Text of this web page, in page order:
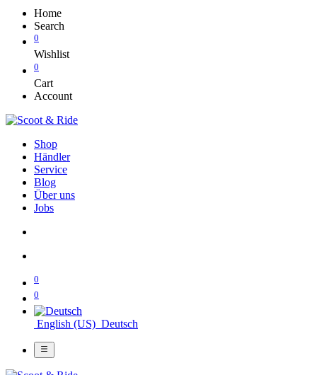
Home
Search
0
Wishlist
0
Cart
Account
Shop
Händler
Service
Blog
Über uns
Jobs
0
0
English (US) Deutsch